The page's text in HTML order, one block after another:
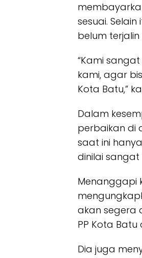
sesuai.
belum
“Kami
kami, agar
Kota Batu,”
Dalam
perbaikan di
saat ini
dinilai
Menanggapi
akan segera
PP Kota
Dia juga